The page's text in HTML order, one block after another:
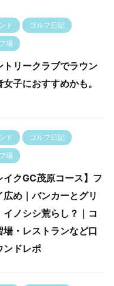
ド ゴルフ日記
場
トリークラブでラウン
女子におすすめかも。
ド ゴルフ日記
場
イクGC茂原コース】フ
広め｜バンカーとグリ
イノシシ荒らし？｜コ
場・レストランなど口
ンドレポ